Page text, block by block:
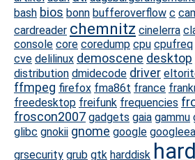
bash bios bonn bufferoverflow c
cardreader chemnitz cinelerra
console core coredump cpu cpufreq
cve delilinux demoscene desktop
distribution dmidecode driver
ffmpeg firefox fma86t france
freedesktop freifunk frequencies
froscon2007 gadgets gaia gammu
glibc gnokii gnome google
grsecurity grub gtk harddisk